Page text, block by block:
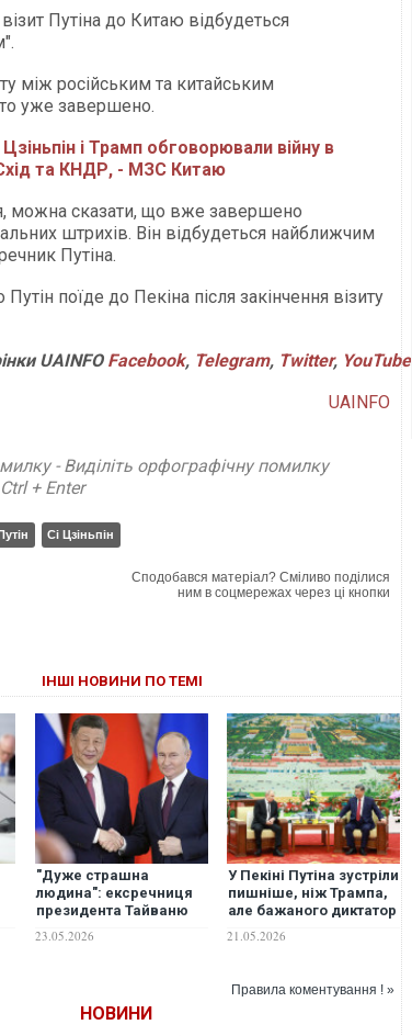
Путіна до Китаю відбудеться
між російським та китайським
уже завершено.
Цзіньпін і Трамп обговорювали війну в
Схід та КНДР, - МЗС Китаю
можна сказати, що вже завершено
штрихів. Він відбудеться найближчим
Путіна.
поїде до Пекіна після закінчення візиту
UAINFO Facebook, Telegram, Twitter, YouTube
UAINFO
- Виділіть орфографічну помилку
+ Enter
Сі Цзіньпін
Сподобався матеріал? Сміливо поділися
ним в соцмережах через ці кнопки
ІНШІ НОВИНИ ПО ТЕМІ
"Дуже страшна
людина": ексречниця
президента Тайваню
гіршим за Путіна
23.05.2026
У Пекіні Путіна зустріли
пишніше, ніж Трампа,
але бажаного диктатор
домігся – The Guardian
21.05.2026
Правила коментування ! »
НОВИНИ